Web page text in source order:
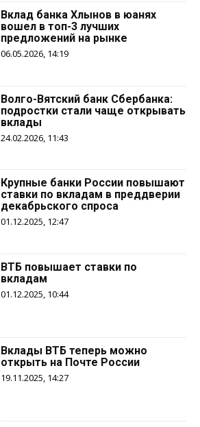
Вклад банка Хлынов в юанях
вошел в топ-3 лучших
предложений на рынке
06.05.2026, 14:19
Волго-Вятский банк Сбербанка:
подростки стали чаще открывать
вклады
24.02.2026, 11:43
Крупные банки России повышают
ставки по вкладам в преддверии
декабрьского спроса
01.12.2025, 12:47
ВТБ повышает ставки по
вкладам
01.12.2025, 10:44
Вклады ВТБ теперь можно
открыть на Почте России
19.11.2025, 14:27